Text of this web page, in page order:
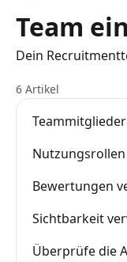
Team
Dein
6 Artikel
Nutzungsrollen
Bewertungen
Sichtbarkeit
Überprüfe die